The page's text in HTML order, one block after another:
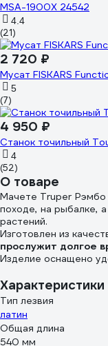
MSA-1900X 24542
4.4
(21)
2 720 ₽
Мусат FISKARS
5
(7)
4 950 ₽
Станок точильный
4
(52)
О товаре
Мачете Truper Рэмбо
походе, на рыбалке,
растений.
Изготовлен из
прослужит долгое
Изделие оснащено
Характеристики
Тип лезвия
латин
Общая длина
540 мм